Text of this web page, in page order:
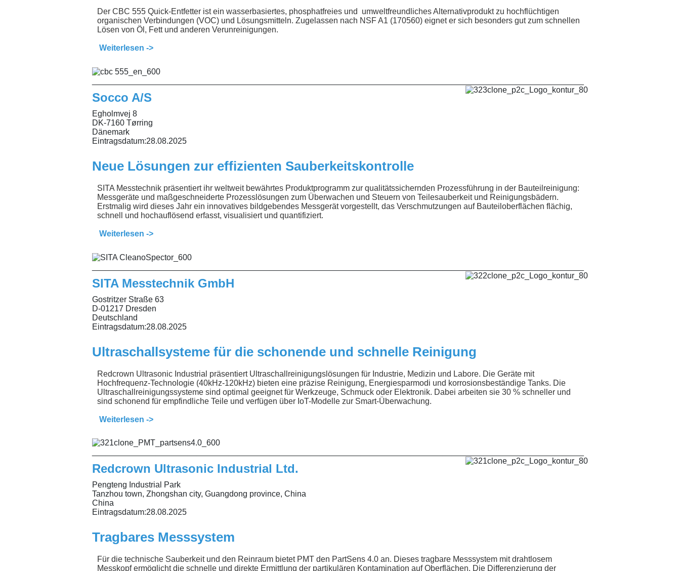
Der CBC 555 Quick-Entfetter ist ein wasserbasiertes, phosphatfreies und umweltfreundliches Alternativprodukt zu hochflüchtigen
organischen Verbindungen (VOC) und Lösungsmitteln. Zugelassen nach NSF A1 (170560) eignet er sich besonders gut zum schnellen
Lösen von Öl, Fett und anderen Verunreinigungen.
Weiterlesen ->
Socco A/S
Egholmvej 8
DK-7160 Tørring
Dänemark
Eintragsdatum:28.08.2025
Neue Lösungen zur effizienten Sauberkeitskontrolle
SITA Messtechnik präsentiert ihr weltweit bewährtes Produktprogramm zur qualitätssichernden Prozessführung in der Bauteilreinigung:
Messgeräte und maßgeschneiderte Prozesslösungen zum Überwachen und Steuern von Teilesauberkeit und Reinigungsbädern.
Erstmalig wird dieses Jahr ein innovatives bildgebendes Messgerät vorgestellt, das Verschmutzungen auf Bauteiloberflächen flächig,
schnell und hochauflösend erfasst, visualisiert und quantifiziert.
Weiterlesen ->
SITA Messtechnik GmbH
Gostritzer Straße 63
D-01217 Dresden
Deutschland
Eintragsdatum:28.08.2025
Ultraschallsysteme für die schonende und schnelle Reinigung
Redcrown Ultrasonic Industrial präsentiert Ultraschallreinigungslösungen für Industrie, Medizin und Labore. Die Geräte mit
Hochfrequenz-Technologie (40kHz-120kHz) bieten eine präzise Reinigung, Energiesparmodi und korrosionsbeständige Tanks. Die
Ultraschallreinigungssysteme sind optimal geeignet für Werkzeuge, Schmuck oder Elektronik. Dabei arbeiten sie 30 % schneller und
sind schonend für empfindliche Teile und verfügen über IoT-Modelle zur Smart-Überwachung.
Weiterlesen ->
Redcrown Ultrasonic Industrial Ltd.
Pengteng Industrial Park
Tanzhou town, Zhongshan city, Guangdong province, China
China
Eintragsdatum:28.08.2025
Tragbares Messsystem
Für die technische Sauberkeit und den Reinraum bietet PMT den PartSens 4.0 an. Dieses tragbare Messsystem mit drahtlosem
Messkopf ermöglicht die schnelle und direkte Ermittlung der partikulären Kontamination auf Oberflächen. Die Differenzierung der